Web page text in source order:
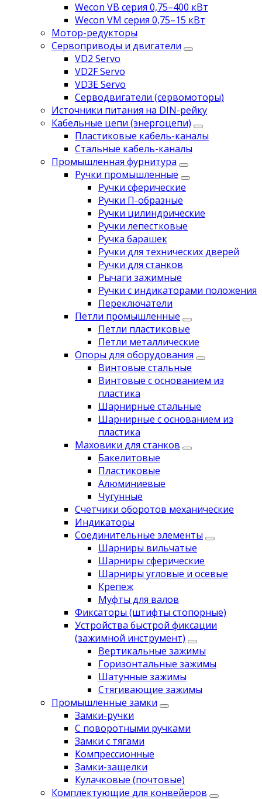
Wecon VB серия 0,75–400 кВт
Wecon VM серия 0,75–15 кВт
Мотор-редукторы
Сервоприводы и двигатели
VD2 Servo
VD2F Servo
VD3E Servo
Серводвигатели (сервомоторы)
Источники питания на DIN-рейку
Кабельные цепи (энергоцепи)
Пластиковые кабель-каналы
Стальные кабель-каналы
Промышленная фурнитура
Ручки промышленные
Ручки сферические
Ручки П-образные
Ручки цилиндрические
Ручки лепестковые
Ручка барашек
Ручки для технических дверей
Ручки для станков
Рычаги зажимные
Ручки с индикаторами положения
Переключатели
Петли промышленные
Петли пластиковые
Петли металлические
Опоры для оборудования
Винтовые стальные
Винтовые с основанием из
пластика
Шарнирные стальные
Шарнирные с основанием из
пластика
Маховики для станков
Бакелитовые
Пластиковые
Алюминиевые
Чугунные
Счетчики оборотов механические
Индикаторы
Соединительные элементы
Шарниры вильчатые
Шарниры сферические
Шарниры угловые и осевые
Крепеж
Муфты для валов
Фиксаторы (штифты стопорные)
Устройства быстрой фиксации
(зажимной инструмент)
Вертикальные зажимы
Горизонтальные зажимы
Шатунные зажимы
Стягивающие зажимы
Промышленные замки
Замки-ручки
С поворотными ручками
Замки с тягами
Компрессионные
Замки-защелки
Кулачковые (почтовые)
Комплектующие для конвейеров